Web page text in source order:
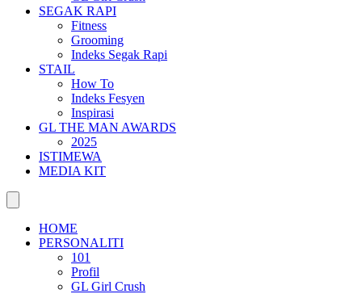
SEGAK RAPI
Fitness
Grooming
Indeks Segak Rapi
STAIL
How To
Indeks Fesyen
Inspirasi
GL THE MAN AWARDS
2025
ISTIMEWA
MEDIA KIT
HOME
PERSONALITI
101
Profil
GL Girl Crush